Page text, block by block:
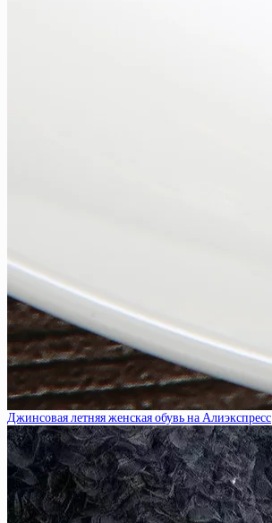
Джинсовая летняя женская обувь на Алиэкспресс